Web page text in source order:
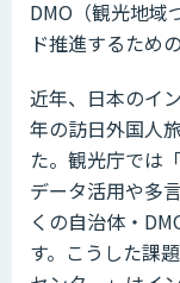
DMO（観光地域
ド推進するため
近年、日本のイ
年の訪日外国人
た。観光庁では
データ活用や多
くの自治体・
す。こうした課